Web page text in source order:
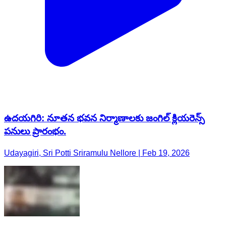
ఉదయగిరి: నూతన భవన నిర్మాణాలకు జంగిల్ క్లియరెన్స్
పనులు ప్రారంభం.
Udayagiri, Sri Potti Sriramulu Nellore | Feb 19, 2026